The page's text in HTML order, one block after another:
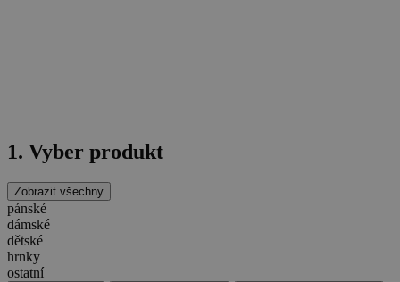
1. Vyber produkt
Zobrazit všechny
pánské
dámské
dětské
hrnky
ostatní